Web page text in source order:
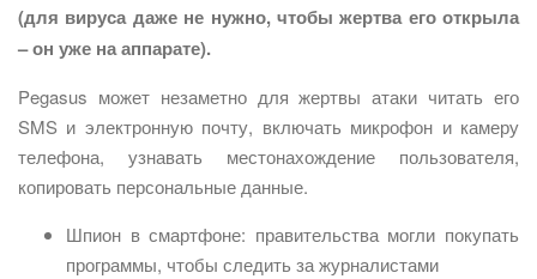
(для вируса даже не нужно, чтобы жертва его открыла
– он уже на аппарате).
Pegasus может незаметно для жертвы атаки читать его
SMS и электронную почту, включать микрофон и камеру
телефона, узнавать местонахождение пользователя,
копировать персональные данные.
Шпион в смартфоне: правительства могли покупать
программы, чтобы следить за журналистами